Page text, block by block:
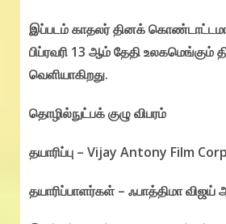
இப்படம் காதலர் தினக்
பிப்ரவரி 13 ஆம் தேதி உலகமெங்கும்
வெளியாகிறது.
தொழில்நுட்பக் குழு விபரம்
தயாரிப்பு – Vijay Antony Film
தயாரிப்பாளர்கள் – ஃபாத்திமா